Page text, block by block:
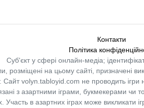
Контакти
Політика
Суб'єкт у сфері онлайн-медіа;
розміщені на цьому сайті, призначені
Сайт volyn.tabloyid.com не проводить ігри
з азартними іграми, букмекерами
в азартних іграх може викликати